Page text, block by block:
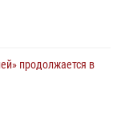
продолжается в